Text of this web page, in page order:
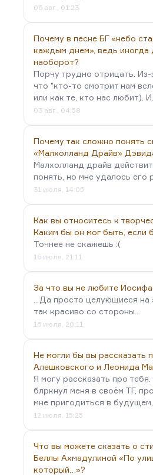
06 авг., 01:23
Почему в песне БГ «небо
каждым днем», ведь иногда
наоборот?
Порчу трудно отрицать. Из-
что "кто-то смотрит нам
или как те, кто нас любит). И…
03 авг., 04:58
Почему так сложно понять
«Малхолланд Драйв»
Малхолланд драйв
понять, но мне удалось его
31 июля, 14:05
Как вы относитесь к
Каким бы он мог быть, если
Точнее не скажешь :(
16 июля, 21:11
За что вы не любите
...Да просто целующиеся на
так красиво со стороны...
16 июля, 20:11
Не могли бы вы рассказать
Алешковского и Леонида
Я могу рассказать про
блркнул меня в своём ТГ,
мне пригодиться в будущем,
12 июля, 15:25
Что вы можете сказать о
Беллы Ахмадулиной «По
который…»?